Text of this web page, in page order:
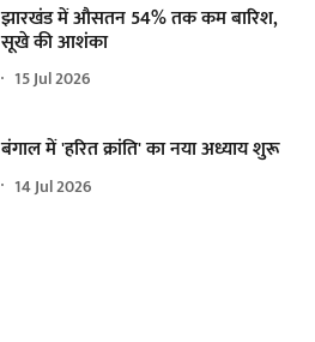
झारखंड में औसतन 54% तक कम बारिश,
सूखे की आशंका
15 Jul 2026
बंगाल में 'हरित क्रांति' का नया अध्याय शुरू
14 Jul 2026